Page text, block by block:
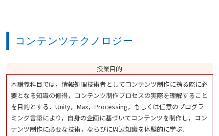
コンテンツテクノロジー
授業目的
本講義科目では，情報処理技術者としてコンテンツ制作に携る際に必
要となる知識の修得，コンテンツ制作プロセスの実際を理解すること
を目的とする．Unity，Max，Processing，もしくは任意のプログラ
ミング言語により，自身の企画に基づいてコンテンツを制作し，コン
テンツ制作に必要な技術，ならびに周辺知識を体験的に学ぶ．